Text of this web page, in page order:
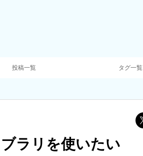
投稿一覧 タグ一覧
ラリを使いたい